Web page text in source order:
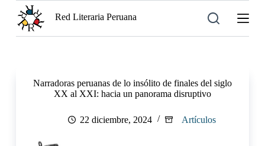
Red Literaria Peruana
Narradoras peruanas de lo insólito de finales del siglo
XX al XXI: hacia un panorama disruptivo
22 diciembre, 2024 Artículos